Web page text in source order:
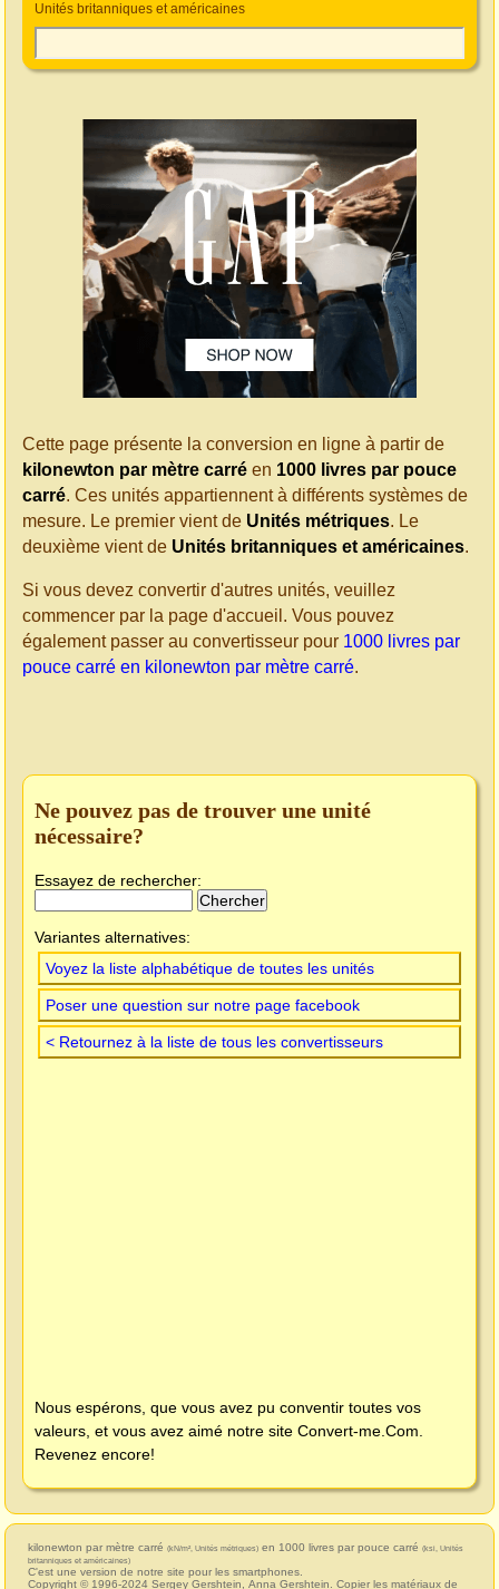
Unités britanniques et américaines
Cette page présente la conversion en ligne à partir de
kilonewton par mètre carré en 1000 livres par pouce
carré. Ces unités appartiennent à différents systèmes de
mesure. Le premier vient de Unités métriques. Le
deuxième vient de Unités britanniques et américaines.
Si vous devez convertir d'autres unités, veuillez
commencer par la page d'accueil. Vous pouvez
également passer au convertisseur pour 1000 livres par
pouce carré en kilonewton par mètre carré.
Ne pouvez pas de trouver une unité
nécessaire?
Essayez de rechercher:
Variantes alternatives:
Voyez la liste alphabétique de toutes les unités
Poser une question sur notre page facebook
< Retournez à la liste de tous les convertisseurs
Nous espérons, que vous avez pu conventir toutes vos
valeurs, et vous avez aimé notre site Convert-me.Com
Revenez encore!
kilonewton par mètre carré (kN/m², Unités métriques) en 1000 livres par pouce carré (ksi, Unités
britanniques et américaines)
C'est une version de notre site pour les smartphones.
Copyright © 1996-2024 Sergey Gershtein Anna Gershtein . Copier les matériaux de